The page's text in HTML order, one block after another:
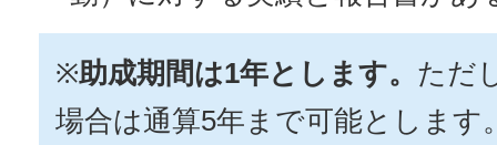
※助成期間は1年とします。 ただ
場合は通算5年まで可能とします